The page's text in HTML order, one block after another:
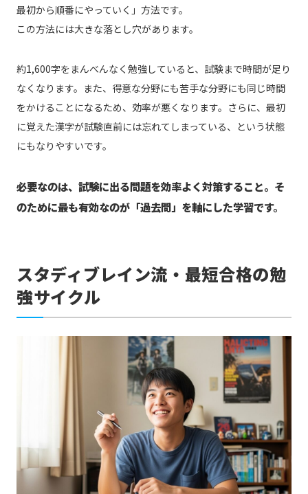
最初から順番にやっていく」方法です。
この方法には大きな落とし穴があります。
約1,600字をまんべんなく勉強していると、試験まで時間が足り
なくなります。また、得意な分野にも苦手な分野にも同じ時間
をかけることになるため、効率が悪くなります。さらに、最初
に覚えた漢字が試験直前には忘れてしまっている、という状態
にもなりやすいです。
必要なのは、試験に出る問題を効率よく対策すること。そ
のために最も有効なのが「過去問」を軸にした学習です。
スタディブレイン流・最短合格の勉
強サイクル